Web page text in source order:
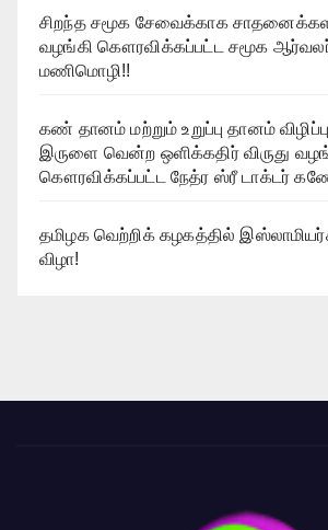
சிறந்த சமூக சேவைக்காக
வழங்கி கௌரவிக்கப்பட்ட சமூக
மணிமொழி!!
கண் தானம் மற்றும் உறுப்பு தானம்
இருளை வென்ற ஒளிக்கதிர் விருது
கௌரவிக்கப்பட்ட நேத்ர ஸ்ரீ டாக்டர்
தமிழக வெற்றிக் கழகத்தில்
விழா!